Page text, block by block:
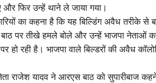
फिर उन्हें थाने ले जाया गया।
का कहना है कि यह बिल्डिंग अवैध तरीके से
पर तीखे हमले बोले और उन्हें भाजपा नेताओं का
हो रही है। भाजपा वाले बिल्डरों की अवैध
राजेश यादव ने आरएस बाठ को सुपारीबाज कहने